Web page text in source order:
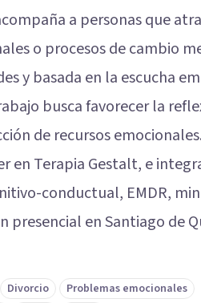
a personas que
o procesos de cambio
y basada en la escucha
busca favorecer la
de recursos emocionales.
en Terapia Gestalt, e
conductual, EMDR,
presencial en Santiago de
Divorcio
Problemas emocionales